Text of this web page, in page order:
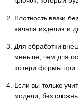
Плотность вязки
начала изделия и
Для обработки
меньше, чем для
потери формы при
Если вы только
модели, без